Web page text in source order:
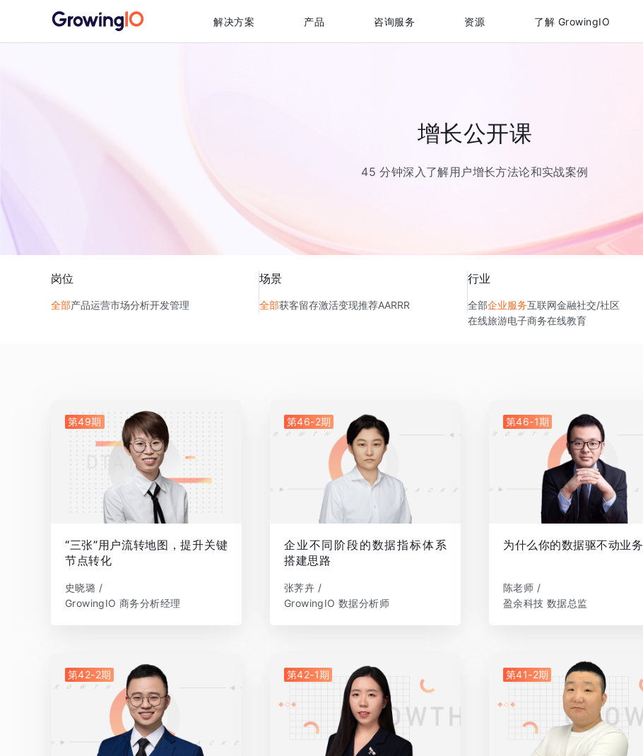
解决方案 产品 咨询服务 资源 了解 GrowingIO
增长公开课
45 分钟深入了解用户增长方法论和实战案例
岗位
全部产品运营市场分析开发管理
场景
全部获客留存激活变现推荐AARRR
行业
全部企业服务互联网金融社交/社区
在线旅游电子商务在线教育
第49期
“三张”用户流转地图，提升关键
节点转化
史晓璐 /
GrowingIO 商务分析经理
第46-2期
企业不同阶段的数据指标体系
搭建思路
张荠卉 /
GrowingIO 数据分析师
第46-1期
为什么你的数据驱不动业务
陈老师 /
盈余科技 数据总监
第42-2期 第42-1期 第41-2期